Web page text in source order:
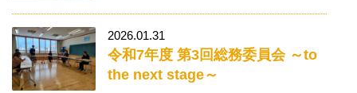
2026.01.31
令和7年度 第3回総務委員会 ～to
the next stage～